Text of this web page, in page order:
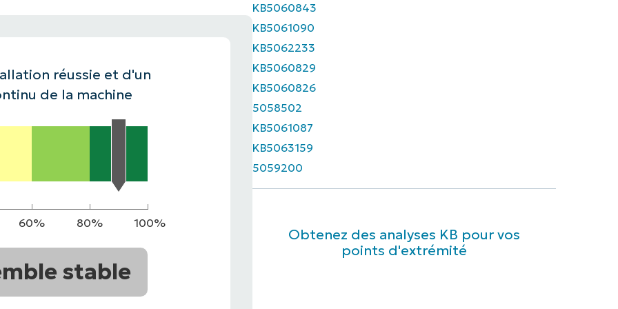
réussie et d'un
de la machine
60% 80% 100%
stable
KB5060843
KB5061090
KB5062233
KB5060829
KB5060826
5058502
KB5061087
KB5063159
5059200
Obtenez des analyses KB pour vos
points d'extrémité